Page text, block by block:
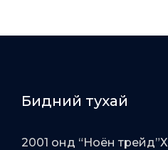
Бидний тухай
2001 онд “Ноён